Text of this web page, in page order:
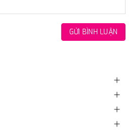
GỬI BÌNH LUẬN